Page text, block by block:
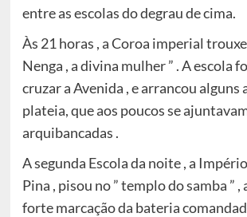
entre as escolas do degrau de cima.
Às 21 horas , a Coroa imperial trouxe
Nenga , a divina mulher ” . A escola
cruzar a Avenida , e arrancou alguns
plateia, que aos poucos se
arquibancadas .
A segunda Escola da noite , a
Pina , pisou no ” templo do samba ” ,
forte marcação da bateria